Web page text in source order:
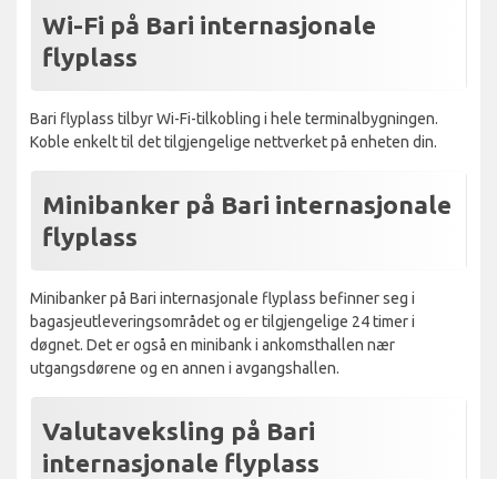
Wi-Fi på Bari internasjonale
flyplass
Bari flyplass tilbyr Wi-Fi-tilkobling i hele terminalbygningen.
Koble enkelt til det tilgjengelige nettverket på enheten din.
Minibanker på Bari internasjonale
flyplass
Minibanker på Bari internasjonale flyplass befinner seg i
bagasjeutleveringsområdet og er tilgjengelige 24 timer i
døgnet. Det er også en minibank i ankomsthallen nær
utgangsdørene og en annen i avgangshallen.
Valutaveksling på Bari
internasjonale flyplass